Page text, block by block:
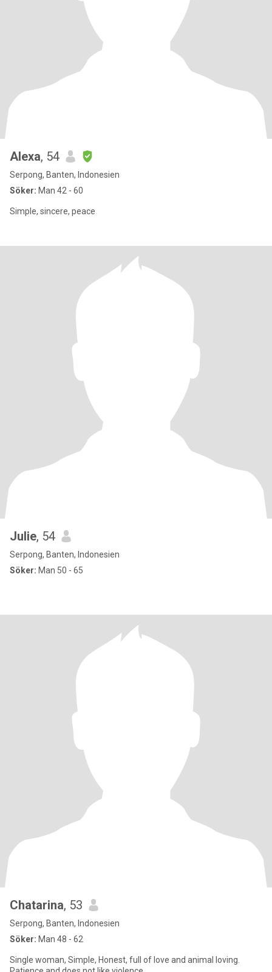
Alexa, 54
Serpong, Banten, Indonesien
Söker: Man 42 - 60
Simple, sincere, peace
Julie, 54
Serpong, Banten, Indonesien
Söker: Man 50 - 65
Chatarina, 53
Serpong, Banten, Indonesien
Söker: Man 48 - 62
Single woman, Simple, Honest, full of love and animal loving.